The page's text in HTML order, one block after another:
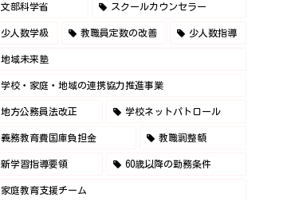
文部科学省 スクールカウンセラー
少人数学級 教職員定数の改善 少人数指導
地域未来塾
学校・家庭・地域の連携協力推進事業
地方公務員法改正 学校ネットパトロール
義務教育費国庫負担金 教職調整額
新学習指導要領 60歳以降の勤務条件
家庭教育支援チーム